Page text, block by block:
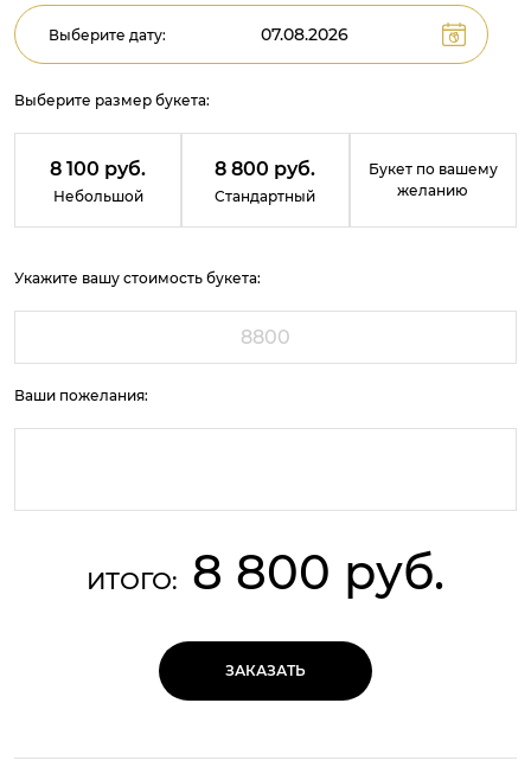
Выберите дату:
Выберите размер букета:
8 100 руб.
Небольшой
8 800 руб.
Стандартный
Букет по вашему
желанию
Укажите вашу стоимость букета:
Ваши пожелания:
ИТОГО: 8 800 руб.
ЗАКАЗАТЬ